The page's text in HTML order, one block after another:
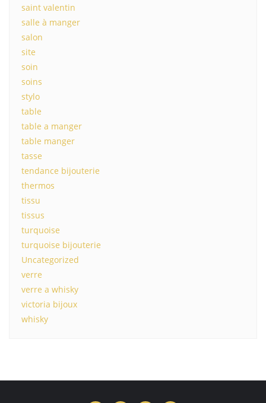
saint valentin
salle à manger
salon
site
soin
soins
stylo
table
table a manger
table manger
tasse
tendance bijouterie
thermos
tissu
tissus
turquoise
turquoise bijouterie
Uncategorized
verre
verre a whisky
victoria bijoux
whisky